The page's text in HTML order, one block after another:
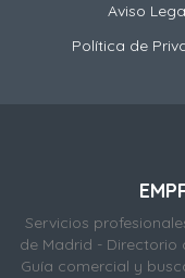
Aviso
Política de
Servicios
de Madrid - Directorio
Guía comercial y